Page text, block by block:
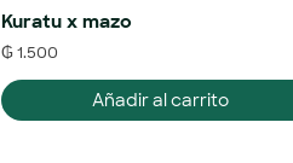
Kuratu x mazo
₲1.500
Añadir al carrito